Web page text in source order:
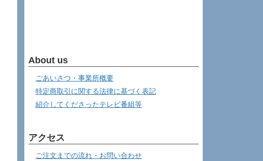
About us
ごあいさつ・事業所概要
特定商取引に関する法律に基づく表記
紹介してくださったテレビ番組等
アクセス
ご注文までの流れ・お問い合わせ